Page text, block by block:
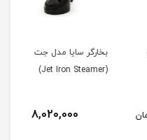
بخارگر سایا مدل جت آیرون
8,020,000 تومان